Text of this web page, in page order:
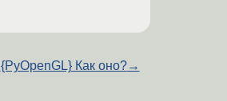
{PyOpenGL} Как оно?→